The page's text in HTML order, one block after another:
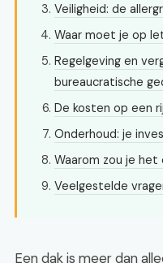
Veiligheid: de
Waar moet je op
Regelgeving en
bureaucratische
De kosten op een rij
Onderhoud: je
Waarom zou je het
Veelgestelde
Een dak is meer dan